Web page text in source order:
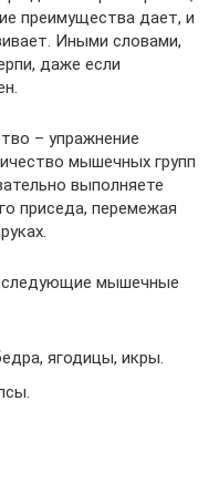
преимущества дает, и
Иными словами,
даже если
– упражнение
мышечных групп
выполняете
приседа, перемежая
следующие мышечные
ягодицы, икры.